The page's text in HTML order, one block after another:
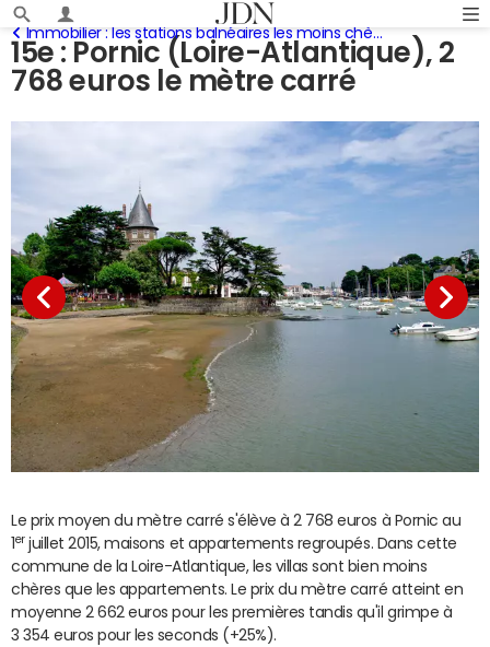
15e : Pornic (Loire-Atlantique), 2
768 euros le mètre carré
Immobilier : les stations balnéaires les moins chères de France
Le prix moyen du mètre carré s'élève à 2 768 euros à Pornic au
er juillet 2015, maisons et appartements regroupés. Dans cette
commune de la Loire-Atlantique, les villas sont bien moins
chères que les appartements. Le prix du mètre carré atteint en
moyenne 2 662 euros pour les premières tandis qu'il grimpe à
3 354 euros pour les seconds (+25%).